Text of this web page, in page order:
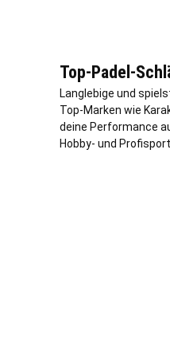
Top-Padel-
Langlebige und
Top-Marken wie
deine Performance
Hobby- und